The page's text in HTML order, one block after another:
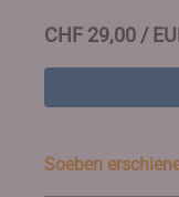
CHF 29,00 /
Soeben